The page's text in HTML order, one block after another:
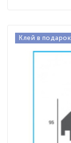
Клей в подарок